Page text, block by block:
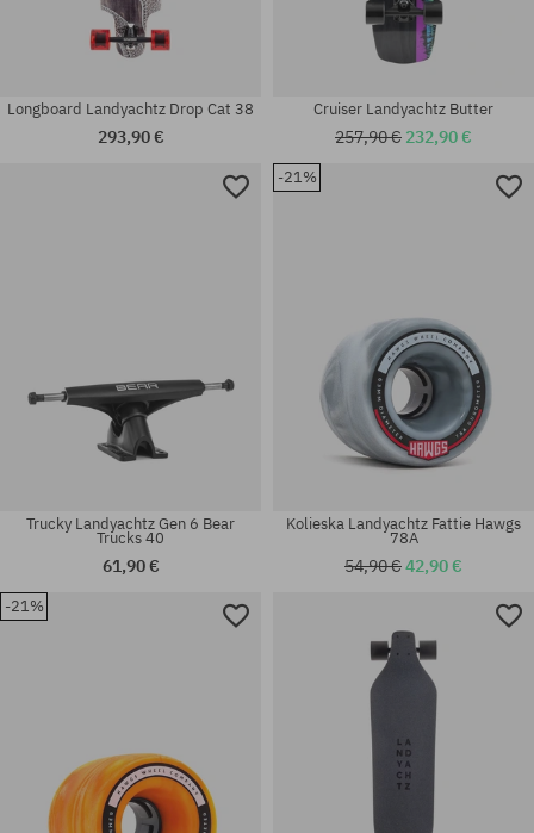
Longboard Landyachtz Drop Cat 38
293,90 €
Dostupné veľkosti:
Cruiser Landyachtz Butter
257,90 € 232,90 €
Trucky Landyachtz Gen 6 Bear
Trucks 40
61,90 €
-21%
Kolieska Landyachtz Fattie Hawgs
78A
54,90 €42,90 €
-21%